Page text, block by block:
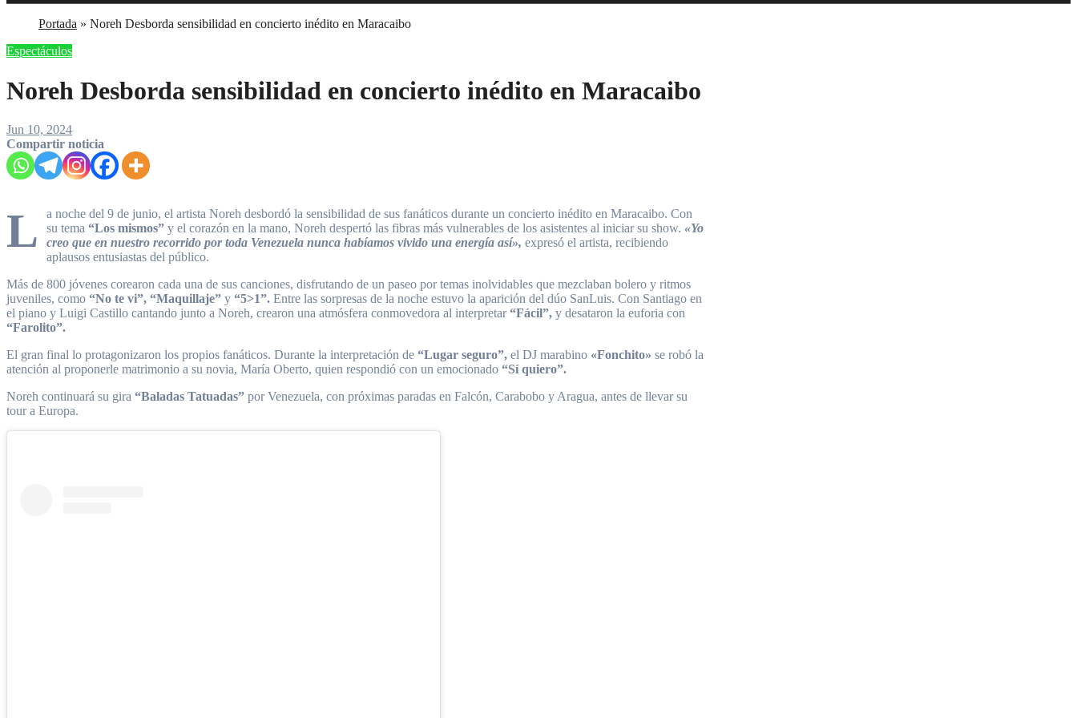
Portada » Noreh Desborda sensibilidad en concierto inédito en Maracaibo
Espectáculos
Noreh Desborda sensibilidad en concierto inédito en Maracaibo
Jun 10, 2024
Compartir noticia
L
a noche del 9 de junio, el artista Noreh desbordó la sensibilidad de sus fanáticos durante un concierto inédito en Maracaibo. Con
su tema “Los mismos” y el corazón en la mano, Noreh despertó las fibras más vulnerables de los asistentes al iniciar su show. «Yo
creo que en nuestro recorrido por toda Venezuela nunca habíamos vivido una energía así», expresó el artista, recibiendo
aplausos entusiastas del público.
Más de 800 jóvenes corearon cada una de sus canciones, disfrutando de un paseo por temas inolvidables que mezclaban bolero y ritmos
juveniles, como “No te vi”, “Maquillaje” y “5>1”. Entre las sorpresas de la noche estuvo la aparición del dúo SanLuis. Con Santiago en
el piano y Luigi Castillo cantando junto a Noreh, crearon una atmósfera conmovedora al interpretar“Fácil”, y desataron la euforia con
“Farolito”.
El gran final lo protagonizaron los propios fanáticos. Durante la interpretación de “Lugar seguro”, el DJ marabino «Fonchito» se robó la
atención al proponerle matrimonio a su novia, María Oberto, quien respondió con un emocionado “Sí quiero”.
Noreh continuará su gira “Baladas Tatuadas” por Venezuela, con próximas paradas en Falcón, Carabobo y Aragua, antes de llevar su
tour a Europa.